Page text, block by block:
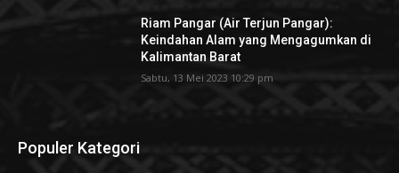
Riam Pangar (Air Terjun Pangar):
Keindahan Alam yang Mengagumkan di
Kalimantan Barat
Sabtu, 13 Mei 2023 10:29 pm
Populer Kategori